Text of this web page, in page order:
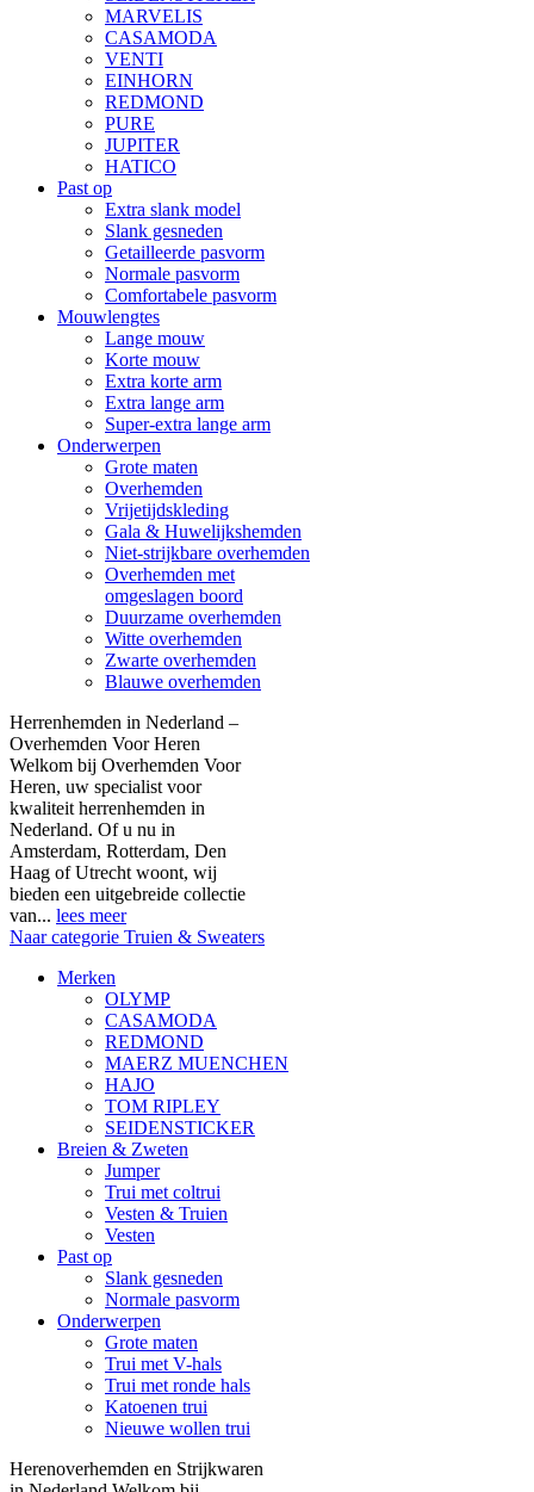
MARVELIS
CASAMODA
VENTI
EINHORN
REDMOND
PURE
JUPITER
HATICO
Past op
Extra slank model
Slank gesneden
Getailleerde pasvorm
Normale pasvorm
Comfortabele pasvorm
Mouwlengtes
Lange mouw
Korte mouw
Extra korte arm
Extra lange arm
Super-extra lange arm
Onderwerpen
Grote maten
Overhemden
Vrijetijdskleding
Gala & Huwelijkshemden
Niet-strijkbare overhemden
Overhemden met
omgeslagen boord
Duurzame overhemden
Witte overhemden
Zwarte overhemden
Blauwe overhemden
Herrenhemden in Nederland –
Overhemden Voor Heren
Welkom bij Overhemden Voor
Heren, uw specialist voor
kwaliteit herrenhemden in
Nederland. Of u nu in
Amsterdam, Rotterdam, Den
Haag of Utrecht woont, wij
bieden een uitgebreide collectie
van... lees meer
Naar categorie Truien & Sweaters
Merken
OLYMP
CASAMODA
REDMOND
MAERZ MUENCHEN
HAJO
TOM RIPLEY
SEIDENSTICKER
Breien & Zweten
Jumper
Trui met coltrui
Vesten & Truien
Vesten
Past op
Slank gesneden
Normale pasvorm
Onderwerpen
Grote maten
Trui met V-hals
Trui met ronde hals
Katoenen trui
Nieuwe wollen trui
Herenoverhemden en Strijkwaren